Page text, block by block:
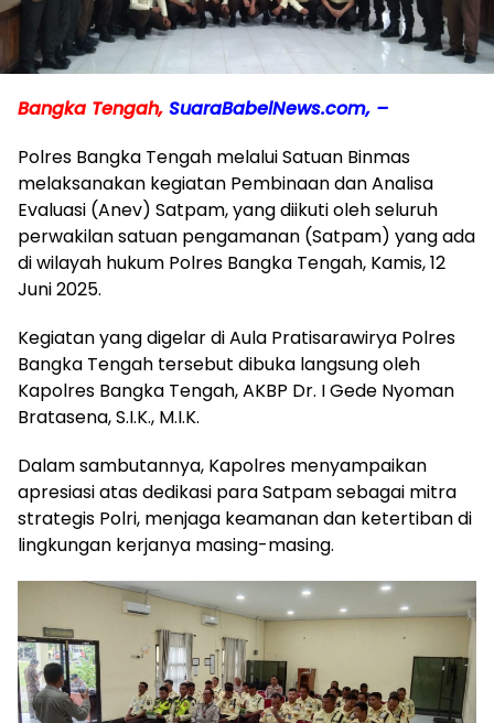
Bangka Tengah, SuaraBabelNews.com, –
Polres Bangka Tengah melalui Satuan Binmas
melaksanakan kegiatan Pembinaan dan Analisa
Evaluasi (Anev) Satpam, yang diikuti oleh seluruh
perwakilan satuan pengamanan (Satpam) yang ada
di wilayah hukum Polres Bangka Tengah, Kamis, 12
Juni 2025.
Kegiatan yang digelar di Aula Pratisarawirya Polres
Bangka Tengah tersebut dibuka langsung oleh
Kapolres Bangka Tengah, AKBP Dr. I Gede Nyoman
Bratasena, S.I.K., M.I.K.
Dalam sambutannya, Kapolres menyampaikan
apresiasi atas dedikasi para Satpam sebagai mitra
strategis Polri, menjaga keamanan dan ketertiban di
lingkungan kerjanya masing-masing.